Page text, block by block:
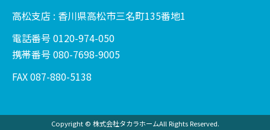
高松支店 : 香川県高松市三名町135番地1
電話番号 0120-974-050
携帯番号 080-7698-9005
FAX 087-880-5138
Copyright © 株式会社タカラホームAll Rights Reserved.